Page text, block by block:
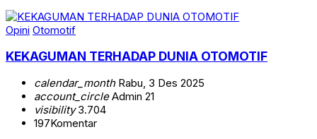
Opini Otomotif
KEKAGUMAN TERHADAP DUNIA OTOMOTIF
calendar_monthRabu, 3 Des 2025
account_circleAdmin 21
visibility3.704
197Komentar